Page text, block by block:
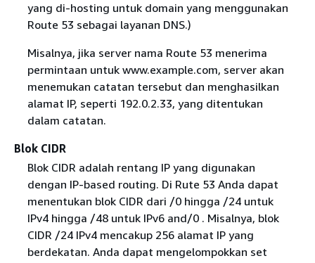
yang di-hosting untuk domain yang menggunakan
Route 53 sebagai layanan DNS.)
Misalnya, jika server nama Route 53 menerima
permintaan untuk www.example.com, server akan
menemukan catatan tersebut dan menghasilkan
alamat IP, seperti 192.0.2.33, yang ditentukan
dalam catatan.
Blok CIDR
Blok CIDR adalah rentang IP yang digunakan
dengan IP-based routing. Di Rute 53 Anda dapat
menentukan blok CIDR dari /0 hingga /24 untuk
IPv4 hingga /48 untuk IPv6 and/0 . Misalnya, blok
CIDR /24 IPv4 mencakup 256 alamat IP yang
berdekatan. Anda dapat mengelompokkan set